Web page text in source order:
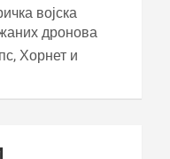
војска
дронова
Хорнет и